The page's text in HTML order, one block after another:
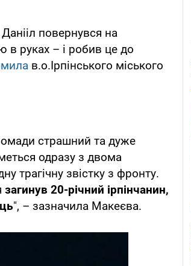
повернувся на
в руках – і робив це до
в.о.Ірпінського міського
страшний та дуже
одразу з двома
трагічну звістку з фронту.
загинув 20-річний ірпінчанин,
", – зазначила Макеєва.